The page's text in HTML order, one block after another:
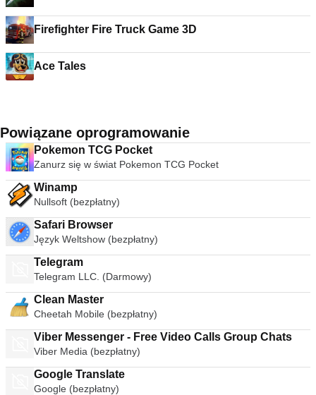
Firefighter Fire Truck Game 3D
Ace Tales
Powiązane oprogramowanie
Pokemon TCG Pocket
Zanurz się w świat Pokemon TCG Pocket
Winamp
Nullsoft (bezpłatny)
Safari Browser
Język Weltshow (bezpłatny)
Telegram
Telegram LLC. (Darmowy)
Clean Master
Cheetah Mobile (bezpłatny)
Viber Messenger - Free Video Calls Group Chats
Viber Media (bezpłatny)
Google Translate
Google (bezpłatny)